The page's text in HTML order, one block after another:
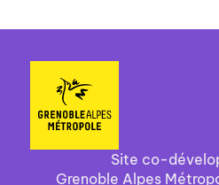
Site co-
Grenoble Alpes